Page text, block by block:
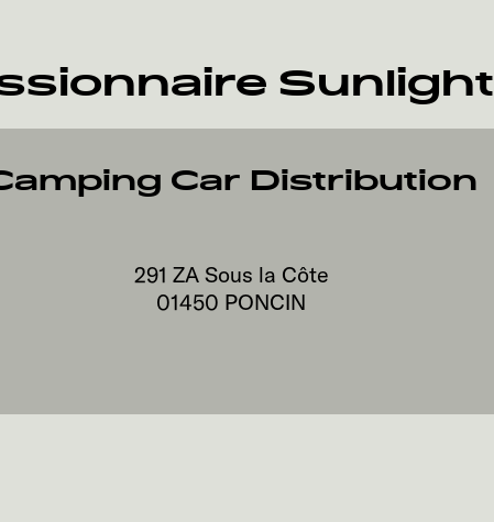
Sunlight
Car Distribution
291 ZA Sous la Côte
01450 PONCIN